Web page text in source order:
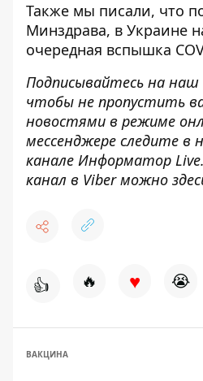
Также мы писали, что
Минздрава, в Украине
очередная вспышка
Подписывайтесь на наш
чтобы не пропустить
новостями в режиме
мессенджере следите в
канале Информатор Live
канал в Viber можно
👍 🔥 ♥ 😭
ВАКЦИНА